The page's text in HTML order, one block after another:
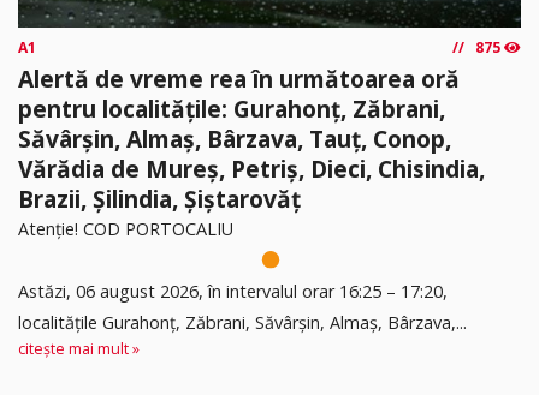
A1 875
Alertă de vreme rea în următoarea oră
pentru localitățile: Gurahonț, Zăbrani,
Săvârșin, Almaș, Bârzava, Tauț, Conop,
Vărădia de Mureș, Petriș, Dieci, Chisindia,
Brazii, Șilindia, Șiștarovăț
Atenție! COD PORTOCALIU
Astăzi, 06 august 2026, în intervalul orar 16:25 – 17:20,
localitățile Gurahonț, Zăbrani, Săvârșin, Almaș, Bârzava,...
citește mai mult »